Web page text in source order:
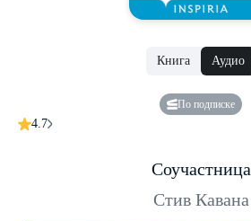
Книга Аудио
По подписке
4.7
Соучастница
Стив Кавана